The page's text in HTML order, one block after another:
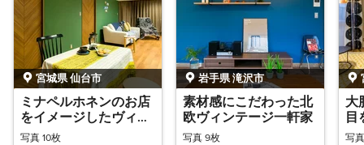
宮城県 仙台市
ミナペルホネンのお店
をイメージしたヴィン
テージ北欧
写真 10枚
岩手県 滝沢市
素材感にこだわった北
欧ヴィンテージ一軒家
写真 9枚
大
目
ラ
写